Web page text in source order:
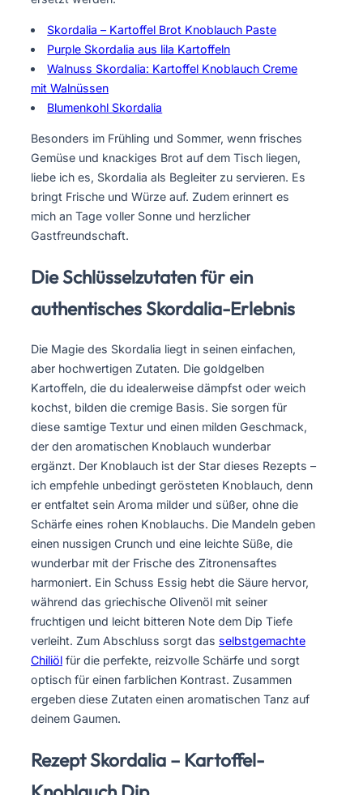
Skordalia – Kartoffel Brot Knoblauch Paste
Purple Skordalia aus lila Kartoffeln
Walnuss Skordalia: Kartoffel Knoblauch Creme
mit Walnüssen
Blumenkohl Skordalia
Besonders im Frühling und Sommer, wenn frisches
Gemüse und knackiges Brot auf dem Tisch liegen,
liebe ich es, Skordalia als Begleiter zu servieren. Es
bringt Frische und Würze auf. Zudem erinnert es
mich an Tage voller Sonne und herzlicher
Gastfreundschaft.
Die Schlüsselzutaten für ein
authentisches Skordalia-Erlebnis
Die Magie des Skordalia liegt in seinen einfachen,
aber hochwertigen Zutaten. Die goldgelben
Kartoffeln, die du idealerweise dämpfst oder weich
kochst, bilden die cremige Basis. Sie sorgen für
diese samtige Textur und einen milden Geschmack,
der den aromatischen Knoblauch wunderbar
ergänzt. Der Knoblauch ist der Star dieses Rezepts –
ich empfehle unbedingt gerösteten Knoblauch, denn
er entfaltet sein Aroma milder und süßer, ohne die
Schärfe eines rohen Knoblauchs. Die Mandeln geben
einen nussigen Crunch und eine leichte Süße, die
wunderbar mit der Frische des Zitronensaftes
harmoniert. Ein Schuss Essig hebt die Säure hervor,
während das griechische Olivenöl mit seiner
fruchtigen und leicht bitteren Note dem Dip Tiefe
verleiht. Zum Abschluss sorgt das selbstgemachte
Chiliöl für die perfekte, reizvolle Schärfe und sorgt
optisch für einen farblichen Kontrast. Zusammen
ergeben diese Zutaten einen aromatischen Tanz auf
deinem Gaumen.
Rezept Skordalia – Kartoffel-